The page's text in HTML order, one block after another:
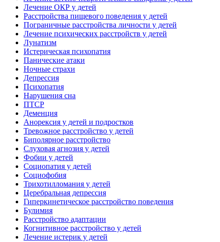
Лечение ОКР у детей
Расстройства пищевого поведения у детей
Пограничные расстройства личности у детей
Лечение психических расстройств у детей
Лунатизм
Истерическая психопатия
Панические атаки
Ночные страхи
Депрессия
Психопатия
Нарушения сна
ПТСР
Деменция
Анорексия у детей и подростков
Тревожное расстройство у детей
Биполярное расстройство
Слуховая агнозия у детей
Фобии у детей
Социопатия у детей
Социофобия
Трихотилломания у детей
Церебральная депрессия
Гиперкинетическое расстройство поведения
Булимия
Расстройство адаптации
Когнитивное расстройство у детей
Лечение истерик у детей